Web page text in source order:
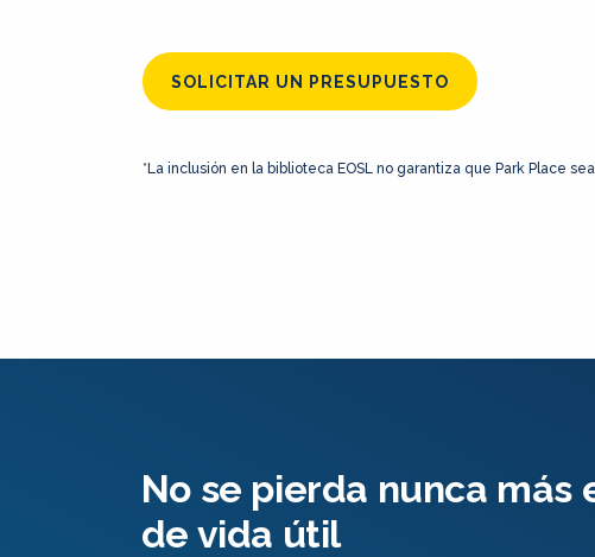
SOLICITAR UN PRESUPUESTO
*La inclusión en la biblioteca EOSL no garantiza que Park Place
No se pierda nunca más
de vida útil